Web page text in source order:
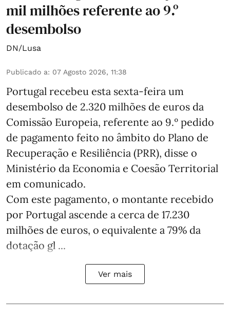
mil milhões referente ao 9.º
desembolso
DN/Lusa
Publicado a: 07 Agosto 2026, 11:38
Portugal recebeu esta sexta-feira um
desembolso de 2.320 milhões de euros da
Comissão Europeia, referente ao 9.º pedido
de pagamento feito no âmbito do Plano de
Recuperação e Resiliência (PRR), disse o
Ministério da Economia e Coesão Territorial
em comunicado.
Com este pagamento, o montante recebido
por Portugal ascende a cerca de 17.230
milhões de euros, o equivalente a 79% da
dotação gl ...
Ver mais